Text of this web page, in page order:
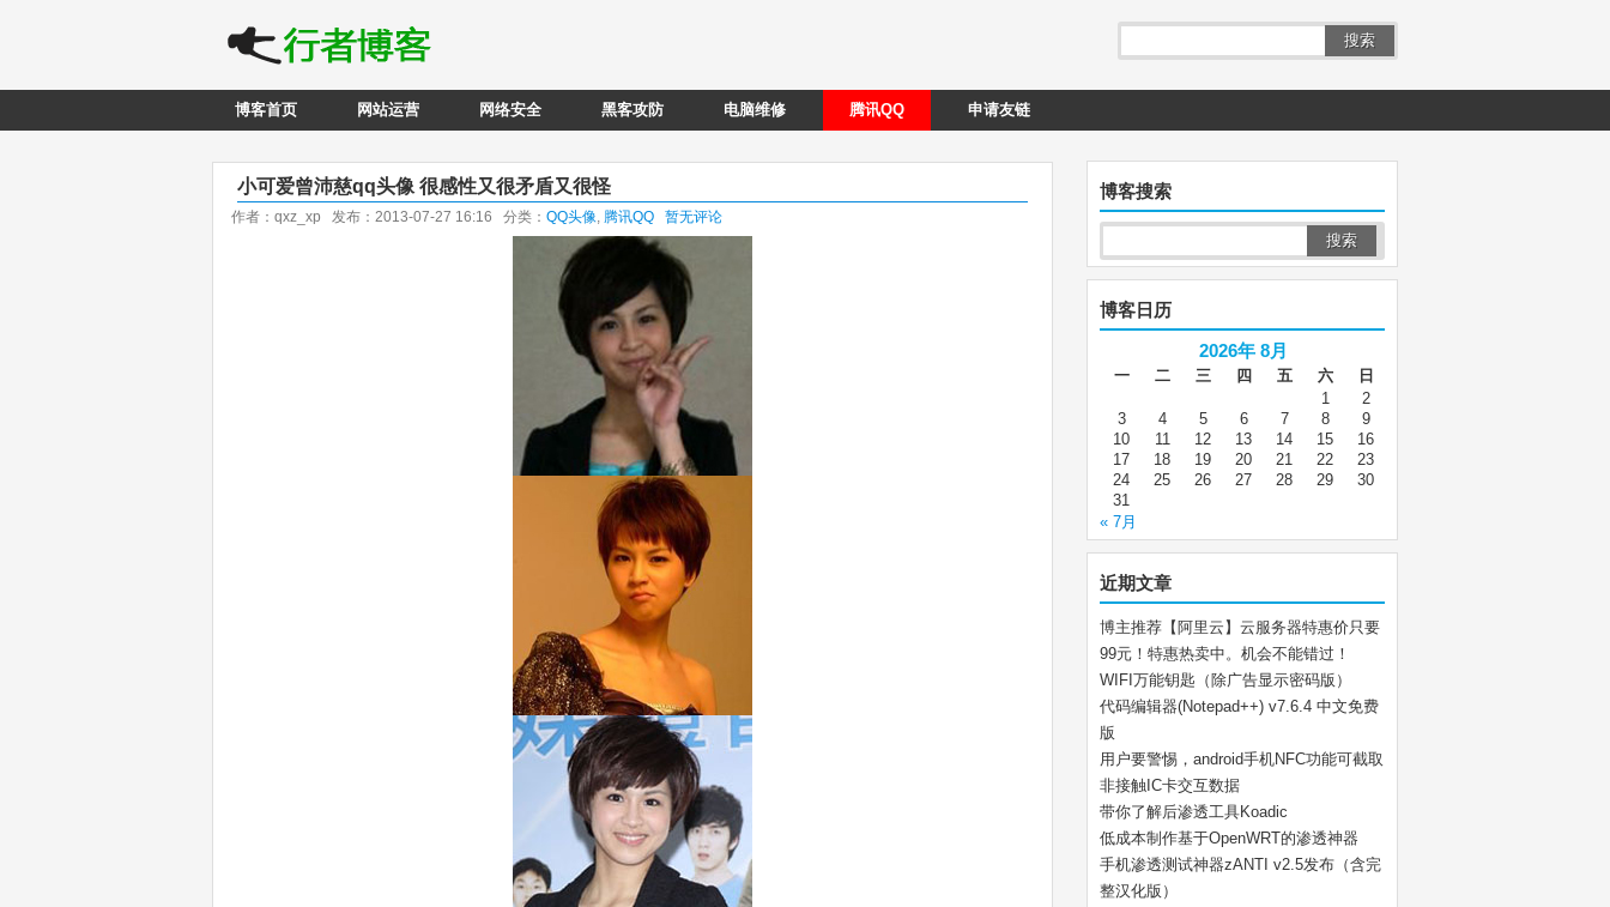
搜索
博客首页 网站运营 网络安全 黑客攻防 电脑维修 腾讯QQ 申请友链
小可爱曾沛慈qq头像 很感性又很矛盾又很怪
作者：qxz_xp 发布：2013-07-27 16:16 分类： QQ头像, 腾讯QQ 暂无评论
博客搜索
博客日历
2026年 8月
一 二 三 四 五 六
日
1
2
3
4 5 6 7 8
9
10
11 12 13 14 15
16
17
18 19 20 21 22
23
24
25 26 27 28 29
30
31
« 7月
近期文章
博主推荐【阿里云】云服务器特惠价只要
99元！特惠热卖中。机会不能错过！
WIFI万能钥匙（除广告显示密码版）
代码编辑器(Notepad++) v7.6.4 中文免费
版
用户要警惕，android手机NFC功能可截取
非接触IC卡交互数据
带你了解后渗透工具Koadic
低成本制作基于OpenWRT的渗透神器
手机渗透测试神器zANTI v2.5发布（含完
整汉化版）